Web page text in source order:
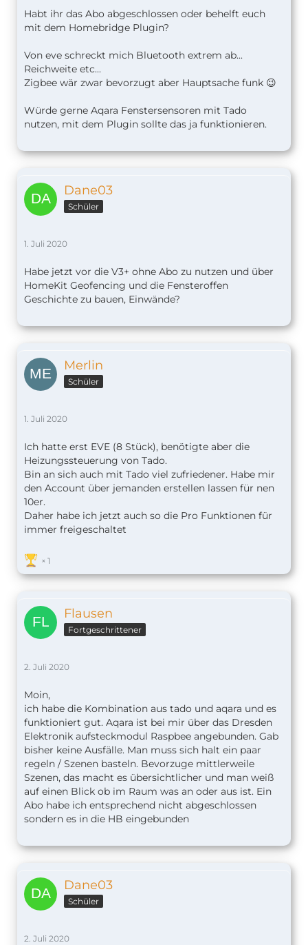
Habt ihr das Abo abgeschlossen oder behelft euch
mit dem Homebridge Plugin?
Von eve schreckt mich Bluetooth extrem ab...
Reichweite etc...
Zigbee wär zwar bevorzugt aber Hauptsache funk 😉
Würde gerne Aqara Fenstersensoren mit Tado
nutzen, mit dem Plugin sollte das ja funktionieren.
Dane03
Schüler
1. Juli 2020
Habe jetzt vor die V3+ ohne Abo zu nutzen und über
HomeKit Geofencing und die Fensteroffen
Geschichte zu bauen, Einwände?
Merlin
Schüler
1. Juli 2020
Ich hatte erst EVE (8 Stück), benötigte aber die
Heizungssteuerung von Tado.
Bin an sich auch mit Tado viel zufriedener. Habe mir
den Account über jemanden erstellen lassen für nen
10er.
Daher habe ich jetzt auch so die Pro Funktionen für
immer freigeschaltet
1
Flausen
Fortgeschrittener
2. Juli 2020
Moin,
ich habe die Kombination aus tado und aqara und es
funktioniert gut. Aqara ist bei mir über das Dresden
Elektronik aufsteckmodul Raspbee angebunden. Gab
bisher keine Ausfälle. Man muss sich halt ein paar
regeln / Szenen basteln. Bevorzuge mittlerweile
Szenen, das macht es übersichtlicher und man weiß
auf einen Blick ob im Raum was an oder aus ist. Ein
Abo habe ich entsprechend nicht abgeschlossen
sondern es in die HB eingebunden
Dane03
Schüler
2. Juli 2020